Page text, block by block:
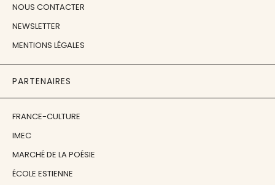
NOUS CONTACTER
NEWSLETTER
MENTIONS LÉGALES
PARTENAIRES
FRANCE-CULTURE
IMEC
MARCHÉ DE LA POÉSIE
ÉCOLE ESTIENNE